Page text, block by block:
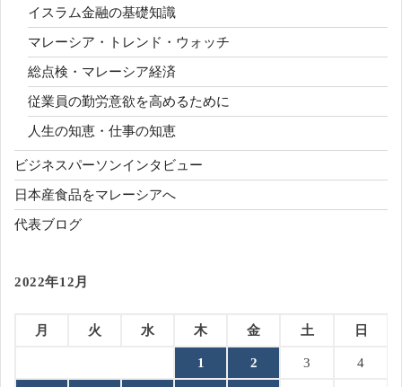
イスラム金融の基礎知識
マレーシア・トレンド・ウォッチ
総点検・マレーシア経済
従業員の勤労意欲を高めるために
人生の知恵・仕事の知恵
ビジネスパーソンインタビュー
日本産食品をマレーシアへ
代表ブログ
2022年12月
月 火 水 木 金 土 日
1 2 3 4